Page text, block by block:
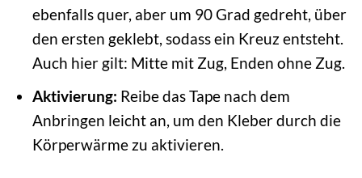
ebenfalls quer, aber um 90 Grad gedreht, über
den ersten geklebt, sodass ein Kreuz entsteht.
Auch hier gilt: Mitte mit Zug, Enden ohne Zug.
Aktivierung: Reibe das Tape nach dem
Anbringen leicht an, um den Kleber durch die
Körperwärme zu aktivieren.